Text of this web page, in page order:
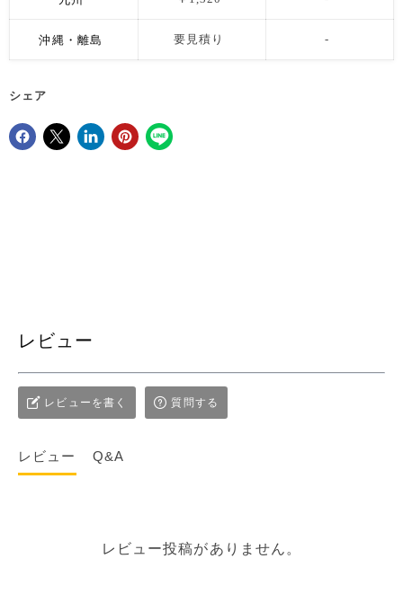
沖縄・離島 要見積り -
シェア
レビュー
レビューを書く 質問する
レビュー Q&A
レビュー投稿がありません。